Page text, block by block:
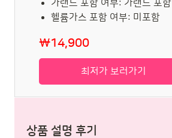
가랜드 포함 여부: 가랜드 포함
헬륨가스 포함 여부: 미포함
₩14,900
최저가 보러가기
상품 설명 후기